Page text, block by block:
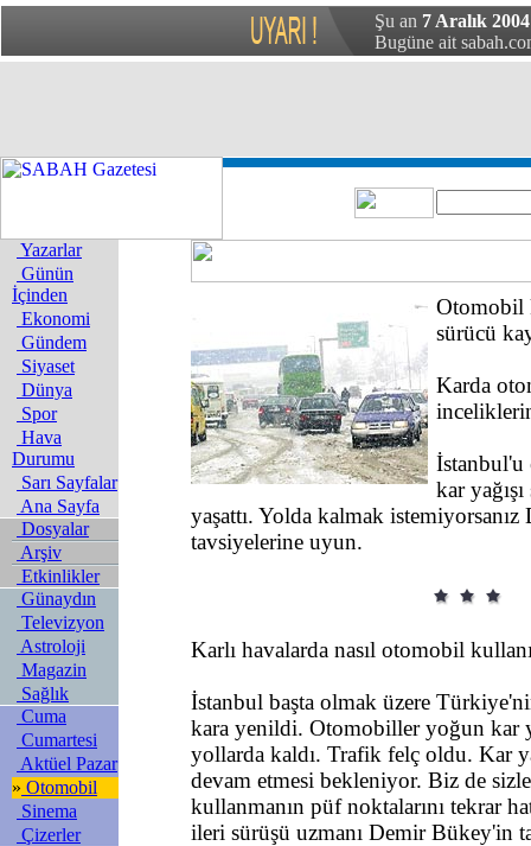
Şu an 7 Aralık 2004
Bugüne ait
Yazarlar
Günün
İçinden
Ekonomi
Gündem
Siyaset
Dünya
Spor
Hava
Durumu
Sarı Sayfalar
Ana Sayfa
Dosyalar
Arşiv
Etkinlikler
Günaydın
Televizyon
Astroloji
Magazin
Sağlık
Cuma
Cumartesi
Aktüel Pazar
» Otomobil
Sinema
Çizerler
Otomobil
sürücü
Karda
İstanbul'u
kar
yaşattı. Yolda kalmak
tavsiyelerine uyun.
Karlı havalarda nasıl otomobil
İstanbul başta olmak üzere
kara yenildi. Otomobiller yoğun kar
yollarda kaldı. Trafik felç oldu. Kar
devam etmesi bekleniyor. Biz de
kullanmanın püf noktalarını tekrar
ileri sürüşü uzmanı Demir Bükey'in